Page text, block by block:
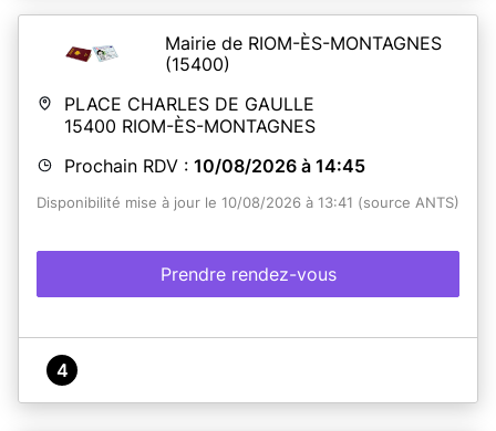
Mairie de RIOM-ÈS-MONTAGNES
(15400)
PLACE CHARLES DE GAULLE
15400 RIOM-ÈS-MONTAGNES
Prochain RDV : 10/08/2026 à 14:45
Disponibilité mise à jour le 10/08/2026 à 13:41 (source ANTS)
Prendre rendez-vous
4